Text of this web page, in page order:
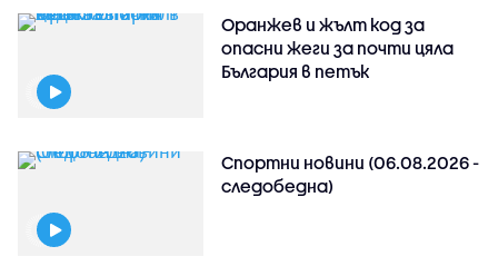
Оранжев и жълт код за
опасни жеги за почти цяла
България в петък
Спортни новини (06.08.2026 -
следобедна)